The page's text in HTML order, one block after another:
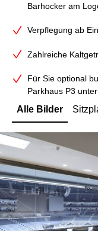
Barhocker am
Verpflegung ab
Zahlreiche
Für Sie optional
Parkhaus P3
Alle Bilder